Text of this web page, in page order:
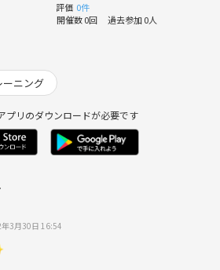
評価 0件
開催数 0回 過去参加 0人
ーニング
プリのダウンロードが必要です
3月30日 16:54